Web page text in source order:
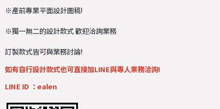
※產前專業平面設計圖稿!
※獨一無二的設計款式 歡迎洽詢業務
訂製款式皆可與業務討論!
如有自行設計款式也可直接加LINE與專人業務洽詢!
LINE ID ：ealen